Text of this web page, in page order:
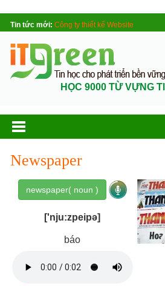
Tin tức mới: Công ty thiết kế Website
HỌC 9000 TỪ VỰNG
Newspaper
newspaper( noun )
['nju:zpeipə]
báo